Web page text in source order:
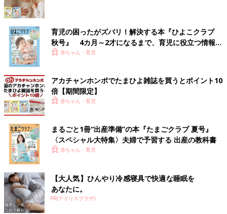
育児の困ったがズバリ！解決する本『ひよこクラブ
秋号』 4カ月～2才になるまで、育児に役立つ情報が
いっぱい！
赤ちゃん・育児
アカチャンホンポでたまひよ雑誌を買うとポイント10
倍【期間限定】
赤ちゃん・育児
まるごと1冊“出産準備”の本『たまごクラブ 夏号』
〈スペシャル大特集〉夫婦で予習する 出産の教科書
赤ちゃん・育児
【大人気】ひんやり冷感寝具で快適な睡眠を
あなたに。
PR(アイリスプラザ)